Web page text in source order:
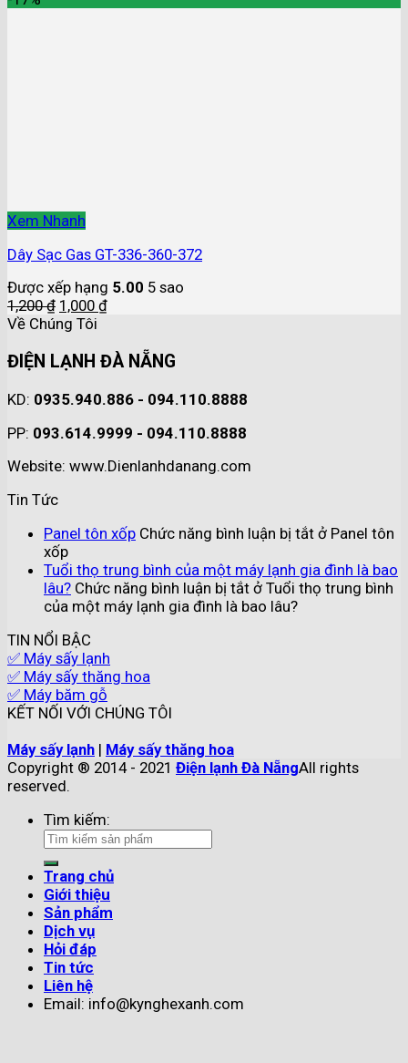
Xem Nhanh
Dây Sạc Gas GT-336-360-372
Được xếp hạng 5.00 5 sao
1,200₫ 1,000 ₫
Về Chúng Tôi
ĐIỆN LẠNH ĐÀ NẴNG
KD: 0935.940.886 - 094.110.8888
PP: 093.614.9999 - 094.110.8888
Website: www.Dienlanhdanang.com
Tin Tức
Panel tôn xốp Chức năng bình luận bị tắt ở Panel tôn
xốp
Tuổi thọ trung bình của một máy lạnh gia đình là bao
lâu? Chức năng bình luận bị tắt ở Tuổi thọ trung bình
của một máy lạnh gia đình là bao lâu?
TIN NỔI BẬC
✅ Máy sấy lạnh
✅ Máy sấy thăng hoa
✅ Máy băm gỗ
KẾT NỐI VỚI CHÚNG TÔI
Máy sấy lạnh | Máy sấy thăng hoa
Copyright ® 2014 - 2021 Điện lạnh Đà NẵngAll rights
reserved.
Tìm kiếm:
Trang chủ
Giới thiệu
Sản phẩm
Dịch vụ
Hỏi đáp
Tin tức
Liên hệ
Email: info@kynghexanh.com